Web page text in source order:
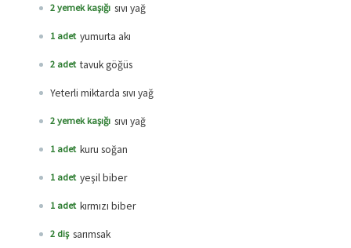
2 yemek kaşığı sıvı yağ
1 adet yumurta akı
2 adet tavuk göğüs
Yeterli miktarda sıvı yağ
2 yemek kaşığı sıvı yağ
1 adet kuru soğan
1 adet yeşil biber
1 adet kırmızı biber
2 diş sarımsak